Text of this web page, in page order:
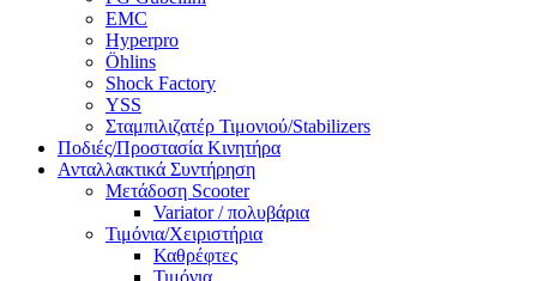
EMC
Hyperpro
Öhlins
Shock Factory
YSS
Σταμπιλιζατέρ Τιμονιού/Stabilizers
Ποδιές/Προστασία Κινητήρα
Ανταλλακτικά Συντήρηση
Μετάδοση Scooter
Variator / πολυβάρια
Τιμόνια/Χειριστήρια
Καθρέφτες